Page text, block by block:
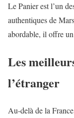
Le Panier est l’un
authentiques de
abordable, il offre
Les
l’étranger
Au-delà de la